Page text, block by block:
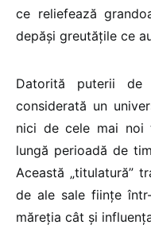
ce reliefează
depăşi greutăţile ce
Datorită puterii de
considerată un
nici de cele mai noi
lungă perioadă de
Această „titulatură”
de ale sale fiinţe
măreţia cât şi